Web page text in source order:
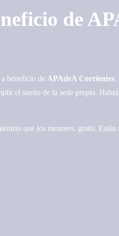
de
a beneficio de APAdeA Corrientes,
el sueño de la sede propia.
que los menores, gratis.